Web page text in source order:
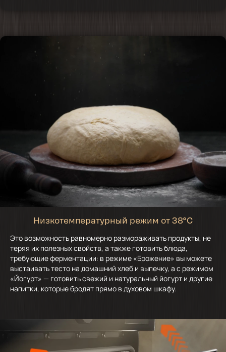
Низкотемпературный режим от 38°C
Это возможность равномерно размораживать продукты, не
теряя их полезных свойств, а также готовить блюда,
требующие ферментации: в режиме «Брожение» вы можете
выстаивать тесто на домашний хлеб и выпечку, а с режимом
«Йогурт» — готовить свежий и натуральный йогурт и другие
напитки, которые бродят прямо в духовом шкафу.